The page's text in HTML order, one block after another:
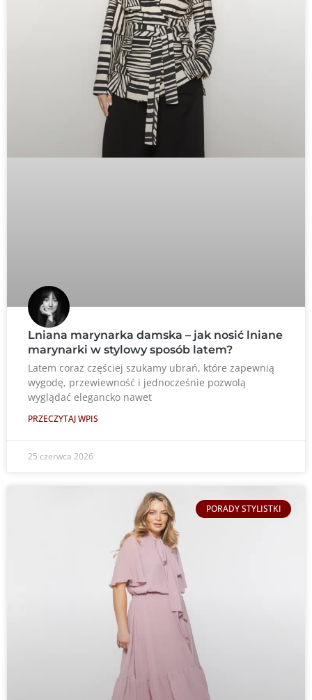
Lniana marynarka damska – jak nosić lniane
marynarki w stylowy sposób latem?
Latem coraz częściej szukamy ubrań, które zapewnią
wygodę, przewiewność i jednocześnie pozwolą
wyglądać elegancko nawet
PRZECZYTAJ WPIS
25 czerwca 2026
PORADY STYLISTKI